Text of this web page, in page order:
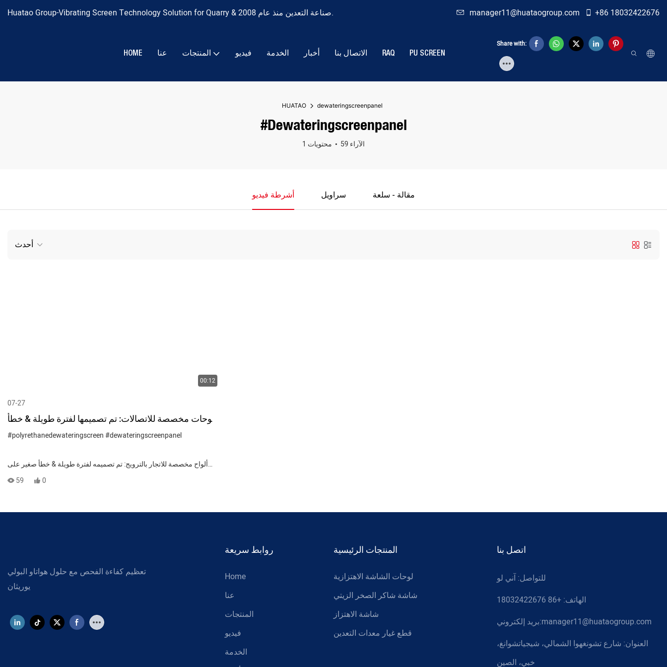
Huatao Group-Vibrating Screen Technology Solution for Quarry & صناعة التعدين منذ عام 2008. manager11@huataogroup.com +86 18032422676
HOME عنا المنتجات فيديو الخدمة أخبار الاتصال بنا RAQ PU SCREEN
Share with:
HUATAO dewateringscreenpanel
#dewateringscreenpanel
1 محتويات 59 الآراء
أشرطة فيديو سراويل مقالة - سلعة
أحدث
00:12
07-27
لوحات مخصصة للاتصالات: تم تصميمها لفترة طويلة & خطأ
صغير على شاشتك!
#polyrethanedewateringscreen#dewateringscreenpanel
ألواح مخصصة للاتجار بالترويج: تم تصميمه لفترة طويلة & خطأ صغير على
#dewateringpanels
#lowerror
#MiningEquipment
#quarrytech
#IndustrialSolutions
59 0
تعظيم كفاءة الفحص مع حلول هواتاو البولي
يوريثان
روابط سريعة
Home
عنا
المنتجات
فيديو
الخدمة
المنتجات الرئيسية
لوحات الشاشة الاهتزازية
شاشة شاكر الصخر الزيتي
شاشة الاهتزاز
قطع غيار معدات التعدين
اتصل بنا
للتواصل: آني لو
الهاتف: +86 18032422676
بريد إلكتروني:manager11@huataogroup.com
العنوان: شارع تشونغهوا الشمالي، شيجياتشوانغ،
خبي، الصين